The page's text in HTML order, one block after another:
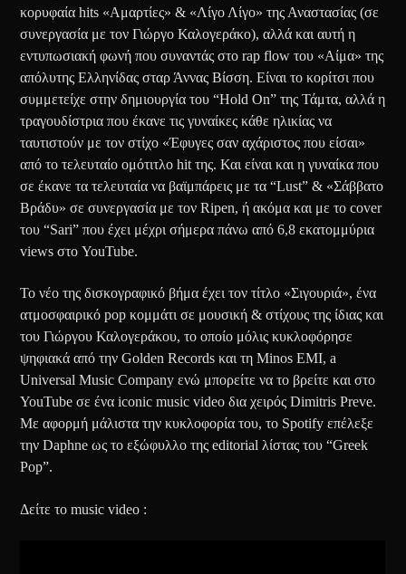
κορυφαία hits «Αμαρτίες» & «Λίγο Λίγο» της Αναστασίας (σε
συνεργασία με τον Γιώργο Καλογεράκο), αλλά και αυτή η
εντυπωσιακή φωνή που συναντάς στο rap flow του «Αίμα» της
απόλυτης Ελληνίδας σταρ Άννας Βίσση. Είναι το κορίτσι που
συμμετείχε στην δημιουργία του “Hold On” της Τάμτα, αλλά η
τραγουδίστρια που έκανε τις γυναίκες κάθε ηλικίας να
ταυτιστούν με τον στίχο «Έφυγες σαν αχάριστος που είσαι»
από το τελευταίο ομότιτλο hit της. Και είναι και η γυναίκα που
σε έκανε τα τελευταία να βαϊμπάρεις με τα “Lust” & «Σάββατο
Βράδυ» σε συνεργασία με τον Ripen, ή ακόμα και με το cover
του “Sari” που έχει μέχρι σήμερα πάνω από 6,8 εκατομμύρια
views στο YouTube.
Το νέο της δισκογραφικό βήμα έχει τον τίτλο «Σιγουριά», ένα
ατμοσφαιρικό pop κομμάτι σε μουσική & στίχους της ίδιας και
του Γιώργου Καλογεράκου, το οποίο μόλις κυκλοφόρησε
ψηφιακά από την Golden Records και τη Minos EMI, a
Universal Music Company ενώ μπορείτε να το βρείτε και στο
YouTube σε ένα iconic music video δια χειρός Dimitris Preve.
Με αφορμή μάλιστα την κυκλοφορία του, το Spotify επέλεξε
την Daphne ως το εξώφυλλο της editorial λίστας του “Greek
Pop”.
Δείτε το music video :